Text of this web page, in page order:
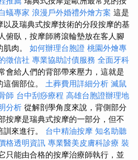
蟻專家 浪漫戶外婚禮外燴方案 這是
及瑞典式按摩技術的分段按摩的基
俯臥，按摩師將滾輪墊放在客人腳
肉。 如何辦理台胞證 桃園外燴專
徵信社 專業協助討債服務 全面牙科
會給人們的背部帶來壓力，這就是
個部位。 土葬費用詳細分析 滅鼠
師 台中刮痧療程 高雄台胞證辦理地
分析 從解剖學角度來說，背側部分
按摩是瑞典式按摩的一部分，但不
來進行。 台中精油按摩 知名助聽
格透明資訊 專業醫美皮膚科診療 裝
只能由合格的按摩治療師執行，並